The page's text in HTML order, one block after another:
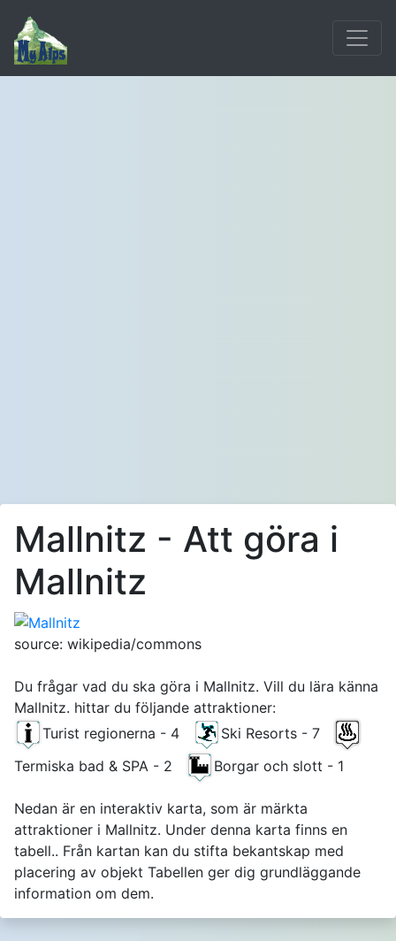
Mallnitz - Att göra i
Mallnitz
source: wikipedia/commons
Du frågar vad du ska göra i Mallnitz. Vill du lära känna
Mallnitz. hittar du följande attraktioner:
Turist regionerna - 4
Ski Resorts - 7
Termiska bad & SPA - 2
Borgar och slott - 1
Nedan är en interaktiv karta, som är märkta
attraktioner i Mallnitz. Under denna karta finns en
tabell.. Från kartan kan du stifta bekantskap med
placering av objekt Tabellen ger dig grundläggande
information om dem.